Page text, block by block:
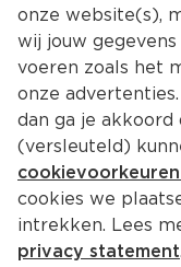
1m
onze website(s),
wij jouw
voeren zoals het
onze
dan ga je akkoord
(versleuteld)
cookievoorkeuren
cookies we
intrekken. Lees
privacy statement.